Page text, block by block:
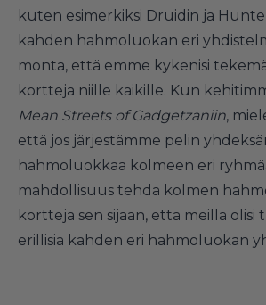
kuten esimerkiksi Druidin ja
kahden hahmoluokan eri
monta, että emme kykenisi
kortteja niille kaikille. Kun
Mean Streets of Gadgetzaniin,
että jos järjestämme pelin
hahmoluokkaa kolmeen eri
mahdollisuus tehdä kolmen
kortteja sen sijaan, että meillä olisi
erillisiä kahden eri hahmoluokan